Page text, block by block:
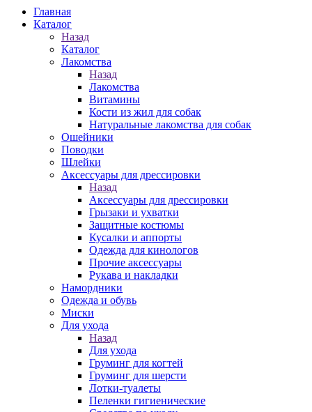
Главная
Каталог
Назад
Каталог
Лакомства
Назад
Лакомства
Витамины
Кости из жил для собак
Натуральные лакомства для собак
Ошейники
Поводки
Шлейки
Аксессуары для дрессировки
Назад
Аксессуары для дрессировки
Грызаки и ухватки
Защитные костюмы
Кусалки и аппорты
Одежда для кинологов
Прочие аксессуары
Рукава и накладки
Намордники
Одежда и обувь
Миски
Для ухода
Назад
Для ухода
Груминг для когтей
Груминг для шерсти
Лотки-туалеты
Пеленки гигиенические